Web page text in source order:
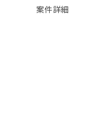
案件詳細